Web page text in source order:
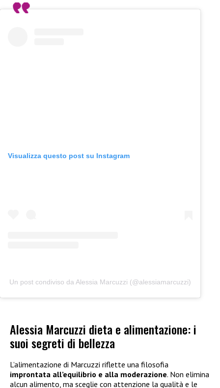
Visualizza questo post su Instagram
Un post condiviso da Alessia Marcuzzi (@alessiamarcuzzi)
Alessia Marcuzzi dieta e alimentazione: i
suoi segreti di bellezza
L’alimentazione di Marcuzzi riflette una filosofia
improntata all’equilibrio e alla moderazione. Non elimina
alcun alimento, ma sceglie con attenzione la qualità e le